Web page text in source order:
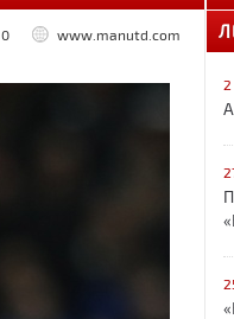
0 www.manutd.com
2